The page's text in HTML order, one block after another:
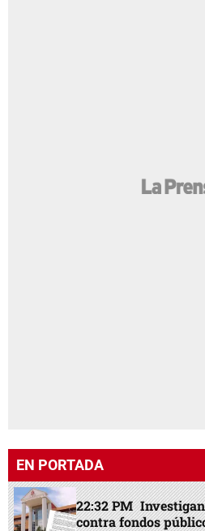
EN PORTADA
22:32 PM
contra fondos